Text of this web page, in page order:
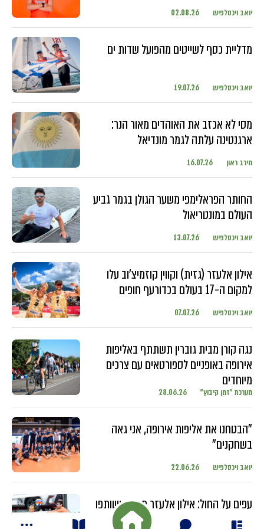
יואב ויכסלפיש 02.08.26
מדליית כסף לשייטים מהפועל שדות ים
יואב ויכסלפיש 19.07.26
מסי לא אכזב את האוהדים מאור הנר:
ארגנטינה עלתה לגמר מונדיאל
מירב ראון 16.07.26
החותר הפראלימפי משער הגולן בגמר גביע
העולם במונטריאול
יואב ויכסלפיש 13.07.26
אילון אלעזר (גזית) וקווין קוזמיצ'וב עלו
למקום ה-17 בעולם בכדורעף חופים
יואב ויכסלפיש 07.07.26
נגה קורן מבית גוברין תשתתף באליפות
אירופה באופניים לספורטאים עם צרכים
מיוחדים
מערכת "זמן קיבוץ" 28.06.26
"הבטחנו את אליפות אירופה, אני גאה
בשחקנים"
יואב ויכסלפיש 22.06.26
עפים על החול: אילון אלעזר מגזית ושותפו
מתחרים בטורנירים ברחבי העולם עם